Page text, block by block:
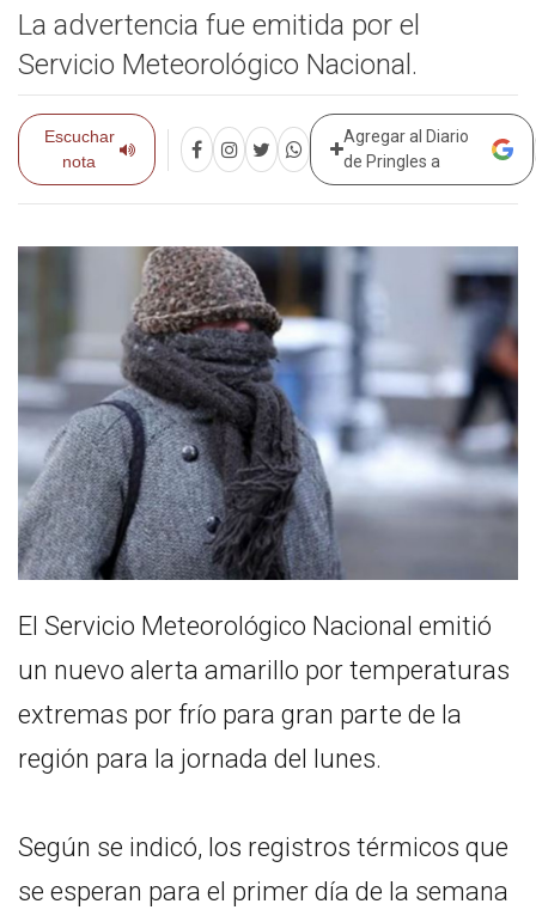
La advertencia fue emitida por el
Servicio Meteorológico Nacional.
Escuchar
nota
Agregar al Diario
de Pringles a
El Servicio Meteorológico Nacional emitió
un nuevo alerta amarillo por temperaturas
extremas por frío para gran parte de la
región para la jornada del lunes.
Según se indicó, los registros térmicos que
se esperan para el primer día de la semana